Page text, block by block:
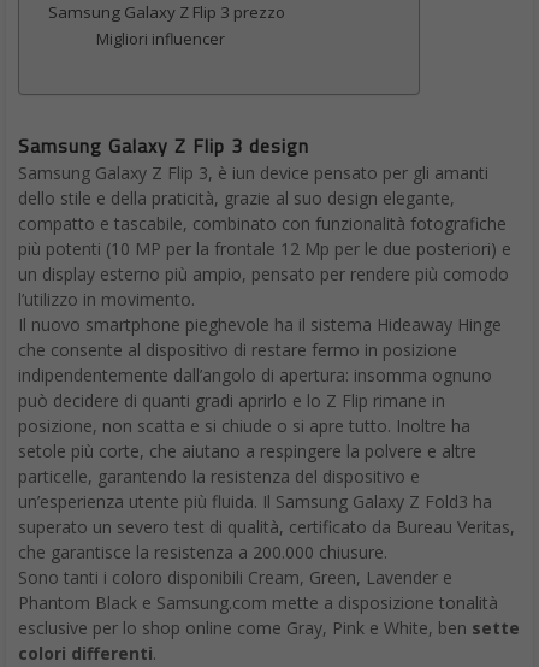
Samsung Galaxy Z Flip 3 prezzo
Migliori influencer
Samsung Galaxy Z Flip 3 design
Samsung Galaxy Z Flip 3, è iun device pensato per gli amanti
dello stile e della praticità, grazie al suo design elegante,
compatto e tascabile, combinato con funzionalità fotografiche
più potenti (10 MP per la frontale 12 Mp per le due posteriori) e
un display esterno più ampio, pensato per rendere più comodo
l’utilizzo in movimento.
Il nuovo smartphone pieghevole ha il sistema Hideaway Hinge
che consente al dispositivo di restare fermo in posizione
indipendentemente dall’angolo di apertura: insomma ognuno
può decidere di quanti gradi aprirlo e lo Z Flip rimane in
posizione, non scatta e si chiude o si apre tutto. Inoltre ha
setole più corte, che aiutano a respingere la polvere e altre
particelle, garantendo la resistenza del dispositivo e
un’esperienza utente più fluida. Il Samsung Galaxy Z Fold3 ha
superato un severo test di qualità, certificato da Bureau Veritas,
che garantisce la resistenza a 200.000 chiusure.
Sono tanti i coloro disponibili Cream, Green, Lavender e
Phantom Black e Samsung.com mette a disposizione tonalità
esclusive per lo shop online come Gray, Pink e White, ben sette
colori differenti.